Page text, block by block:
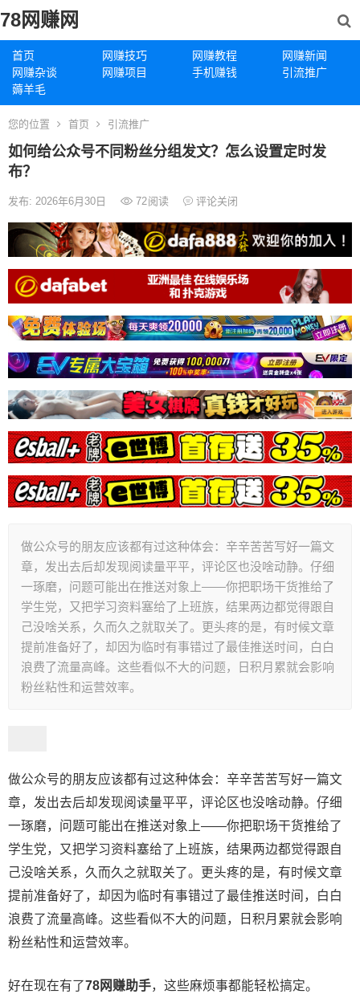
78网赚网
首页 网赚技巧 网赚教程
网赚新闻
网赚杂谈
网赚项目 手机赚钱
引流推广
薅羊毛
您的位置 首页 引流推广
如何给公众号不同粉丝分组发文？怎么设置定时发
布？
发布: 2026年6月30日 72阅读 评论关闭
做公众号的朋友应该都有过这种体会：辛辛苦苦写好一篇文
章，发出去后却发现阅读量平平，评论区也没啥动静。仔细
一琢磨，问题可能出在推送对象上——你把职场干货推给了
学生党，又把学习资料塞给了上班族，结果两边都觉得跟自
己没啥关系，久而久之就取关了。更头疼的是，有时候文章
提前准备好了，却因为临时有事错过了最佳推送时间，白白
浪费了流量高峰。这些看似不大的问题，日积月累就会影响
粉丝粘性和运营效率。
做公众号的朋友应该都有过这种体会：辛辛苦苦写好一篇文
章，发出去后却发现阅读量平平，评论区也没啥动静。仔细
一琢磨，问题可能出在推送对象上——你把职场干货推给了
学生党，又把学习资料塞给了上班族，结果两边都觉得跟自
己没啥关系，久而久之就取关了。更头疼的是，有时候文章
提前准备好了，却因为临时有事错过了最佳推送时间，白白
浪费了流量高峰。这些看似不大的问题，日积月累就会影响
粉丝粘性和运营效率。
好在现在有了78网赚助手，这些麻烦事都能轻松搞定。